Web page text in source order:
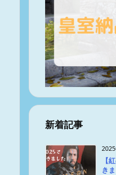
新着記事
【
き